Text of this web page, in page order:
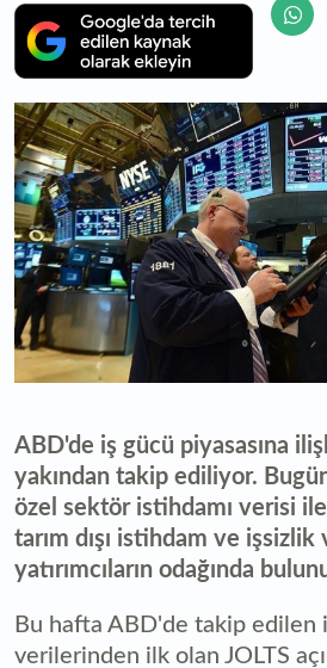
ABD'de iş gücü piyasasına
yakından takip ediliyor.
özel sektör istihdamı verisi ile
tarım dışı istihdam ve işsizlik
yatırımcıların odağında
Bu hafta ABD'de takip edilen
verilerinden ilk olan JOLTS